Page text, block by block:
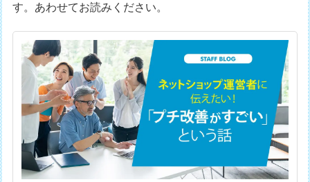
す。あわせてお読みください。